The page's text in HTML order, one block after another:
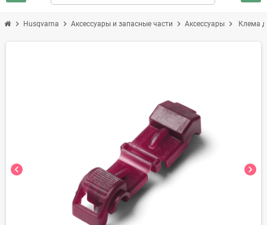
chevron_right Husqvarna chevron_right Аксессуары и запасные части chevron_right Аксессуары chevron_right Клема
chevron_left chevron_right